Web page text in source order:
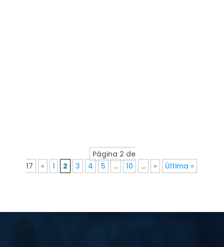
Página 2 de
17
« 1 2 3 4 5 ... 10 ... » Última »